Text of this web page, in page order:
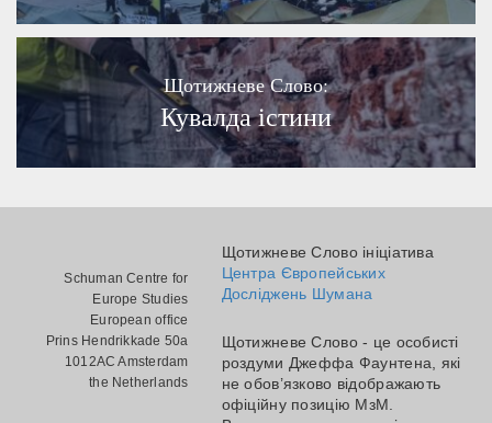
Щотижневе Слово:
Кувалда істини
Schuman Centre for
Europe Studies
European office
Prins Hendrikkade 50a
1012AC Amsterdam
the Netherlands
Щотижневе Слово ініціатива
Центра Європейських
Досліджень Шумана
Щотижневе Слово - це особисті
роздуми Джеффа Фаунтена, які
не обов’язково відображають
офіційну позицію МзМ.